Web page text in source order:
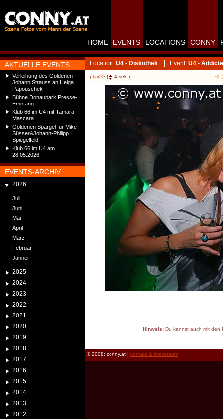
AKTUELLE EVENTS
Verleihung des Goldenen
Johann Strauss an Helga
Papouschek
Bühne Donaupark Presse-
Empfang
Klub 66 im U4 mit Tamara
Mascara
Goldenen Spargel für Mike
Süsser&Johann-Philipp
Spiegelfeld
Klub 66 im U4 am
28.05.2026
EVENTS-ARCHIV
2026
Juli
Juni
Mai
April
März
Februar
Jänner
2025
2024
2023
2022
2021
2020
2019
2018
2017
2016
2015
2014
2013
2012
HOME EVENTS LOCATIONS CONNY
Location: U4 - Diskothek Event: U4 -
play>> ( 4 sek.) <-
Hinweis:Du kannst auch mit den
© 2008: conny.at | kontakt & impressum